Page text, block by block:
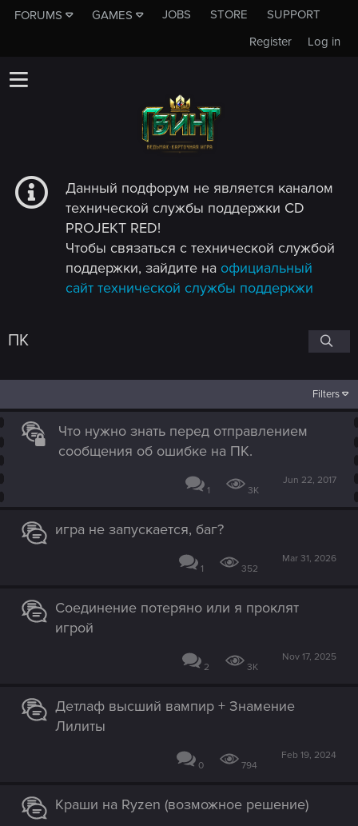
FORUMS GAMES JOBS STORE
SUPPORT
Log in
Register
Данный подфорум не является каналом
технической службы поддержки CD
PROJEKT RED!
Чтобы связаться с технической службой
поддержки, зайдите на официальный
сайт технической службы поддеркжи
ПК
Filters
Что нужно знать перед отправлением
сообщения об ошибке на ПК.
1 3K
Jun 22, 2017
игра не запускается, баг?
1 352
Mar 31, 2026
Соединение потеряно или я проклят
игрой
2 3K
Nov 17, 2025
Детлаф высший вампир + Знамение
Лилиты
0 794
Feb 19, 2024
Краши на Ryzen (возможное решение)